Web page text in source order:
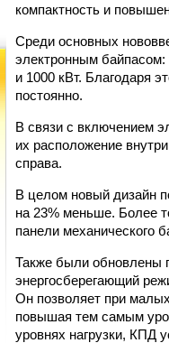
компактность и
Среди основных
электронным
и 1000 кВт. Благодаря
постоянно.
В связи с включением
их расположение
справа.
В целом новый дизайн
на 23% меньше. Более
панели механического
Также были обновлены
энергосберегающий
Он позволяет при
повышая тем самым
уровнях нагрузки, КПД